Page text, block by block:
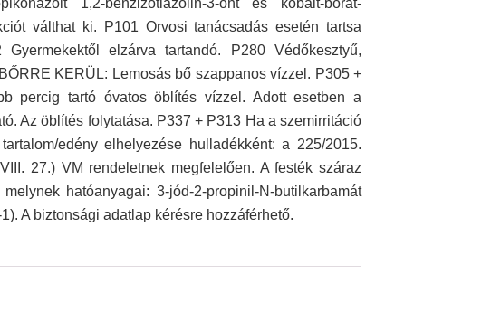
1,2-benzizotiazolin-3-ont és kobalt-borát-
válthat ki. P101 Orvosi tanácsadás esetén tartsa
elzárva tartandó. P280 Védőkesztyű,
KERÜL: Lemosás bő szappanos vízzel. P305 +
percig tartó óvatos öblítés vízzel. Adott esetben a
Az öblítés folytatása. P337 + P313 Ha a szemirritáció
edény elhelyezése hulladékként: a 225/2015.
27.) VM rendeletnek megfelelően. A festék száraz
hatóanyagai: 3-jód-2-propinil-N-butilkarbamát
A biztonsági adatlap kérésre hozzáférhető.